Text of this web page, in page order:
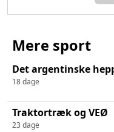
Mere sport
Det argentinske
18 dage
Traktortræk og VEØ
23 dage